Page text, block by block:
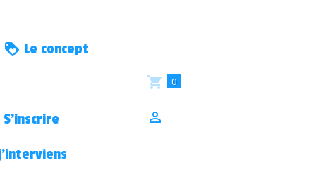
Le concept
0